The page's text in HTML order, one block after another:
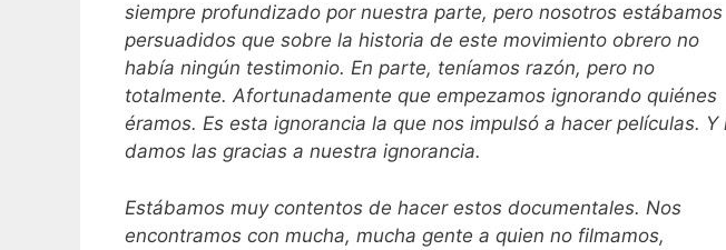
siempre profundizado por nuestra parte, pero nosotros estábamos
persuadidos que sobre la historia de este movimiento obrero no
había ningún testimonio. En parte, teníamos razón, pero no
totalmente. Afortunadamente que empezamos ignorando quiénes
éramos. Es esta ignorancia la que nos impulsó a hacer películas. Y
damos las gracias a nuestra ignorancia.
Estábamos muy contentos de hacer estos documentales. Nos
encontramos con mucha, mucha gente a quien no filmamos,